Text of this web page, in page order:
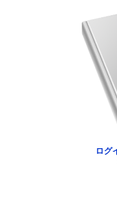
ログ